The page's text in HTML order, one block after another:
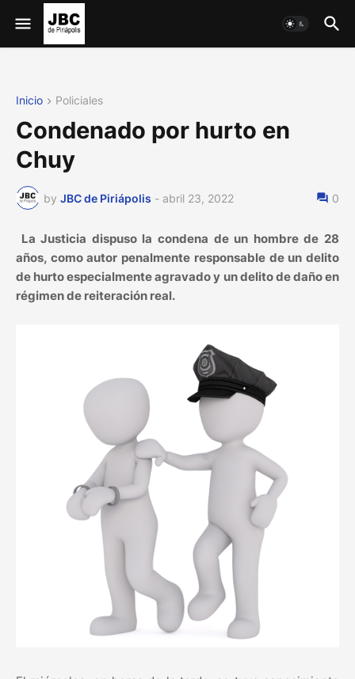
Inicio Policiales
Condenado por hurto en
Chuy
by JBC de Piriápolis - abril 23, 2022 0
La Justicia dispuso la condena de un hombre de 28
años, como autor penalmente responsable de un delito
de hurto especialmente agravado y un delito de daño en
régimen de reiteración real.